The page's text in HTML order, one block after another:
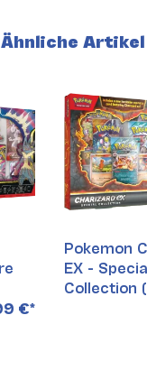
Ähnliche Artikel
€*
Pokemon
EX -
Collection